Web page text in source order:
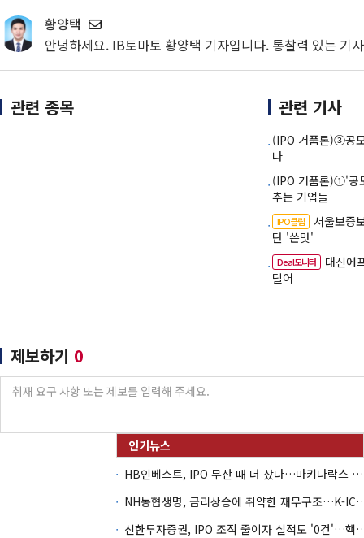
황양택
안녕하세요. IB토마토 황양택 기자입니다. 통찰력 있는 기
관련 종목 관련 기사
(IPO 거품론)③공
나
(IPO 거품론)①'공
추는 기업들
IPO클립
서울보증
단 '쓴맛'
Deal모니터
대신에
덜어
제보하기 0
HB인베스트, IPO 무산 때 더 샀다…마키나락스 투자 2.7배 회수
NH농협생명, 금리상승에 취
신한투자증권, IPO 조직 줄